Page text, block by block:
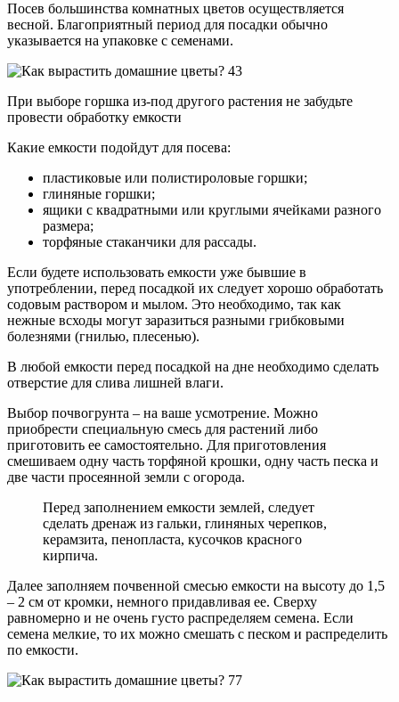
Посев большинства комнатных цветов осуществляется
весной. Благоприятный период для посадки обычно
указывается на упаковке с семенами.
При выборе горшка из-под другого растения не забудьте
провести обработку емкости
Какие емкости подойдут для посева:
пластиковые или полистироловые горшки;
глиняные горшки;
ящики с квадратными или круглыми ячейками разного
размера;
торфяные стаканчики для рассады.
Если будете использовать емкости уже бывшие в
употреблении, перед посадкой их следует хорошо обработать
содовым раствором и мылом. Это необходимо, так как
нежные всходы могут заразиться разными грибковыми
болезнями (гнилью, плесенью).
В любой емкости перед посадкой на дне необходимо сделать
отверстие для слива лишней влаги.
Выбор почвогрунта – на ваше усмотрение. Можно
приобрести специальную смесь для растений либо
приготовить ее самостоятельно. Для приготовления
смешиваем одну часть торфяной крошки, одну часть песка и
две части просеянной земли с огорода.
Перед заполнением емкости землей, следует
сделать дренаж из гальки, глиняных черепков,
керамзита, пенопласта, кусочков красного
кирпича.
Далее заполняем почвенной смесью емкости на высоту до 1,5
– 2 см от кромки, немного придавливая ее. Сверху
равномерно и не очень густо распределяем семена. Если
семена мелкие, то их можно смешать с песком и распределить
по емкости.